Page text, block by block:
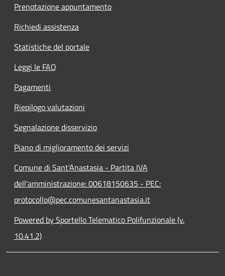
Prenotazione appuntamento
Richiedi assistenza
Statistiche del portale
Leggi le FAQ
Pagamenti
Riepilogo valutazioni
Segnalazione disservizio
Piano di miglioramento dei servizi
Comune di Sant'Anastasia - Partita IVA
dell'amministrazione: 00618150635 - PEC:
protocollo@pec.comunesantanastasia.it
Powered by Sportello Telematico Polifunzionale (v.
10.41.2)